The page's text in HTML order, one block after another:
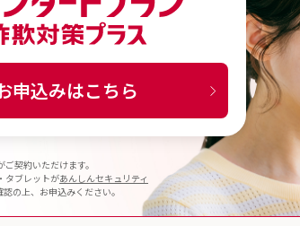
申込みはこちら
契約いただけます。
タブレットがあんしんセキュリティ
の上、お申込みください。